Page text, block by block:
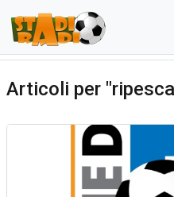
Articoli per